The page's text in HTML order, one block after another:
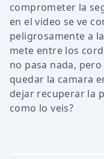
comprometer la
en el video se ve
peligrosamente a
mete entre los
no pasa nada,
quedar la camara
dejar recuperar la
como lo veis?